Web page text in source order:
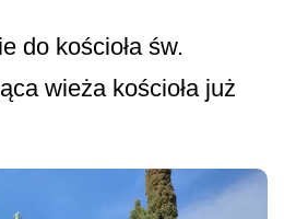
do kościoła św.
wieża kościoła już